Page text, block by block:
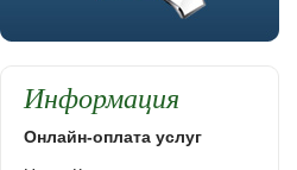
Информация
Онлайн-оплата услуг